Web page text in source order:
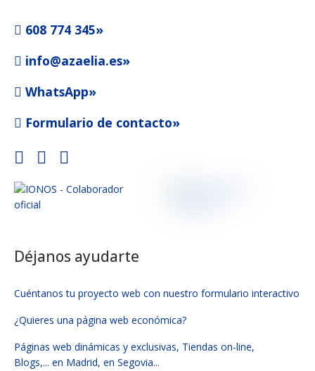
Déjanos ayudarte
Cuéntanos tu proyecto web con nuestro formulario interactivo
¿Quieres una página web económica?
Páginas web dinámicas y exclusivas, Tiendas on-line,
Blogs,... en Madrid, en Segovia...
608 774 345»
info@azaelia.es»
WhatsApp»
Formulario de contacto»